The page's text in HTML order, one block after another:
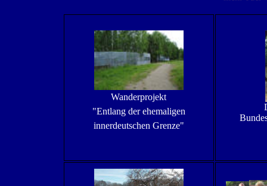
Wanderprojekt
"Entlang der ehemaligen
innerdeutschen Grenze"